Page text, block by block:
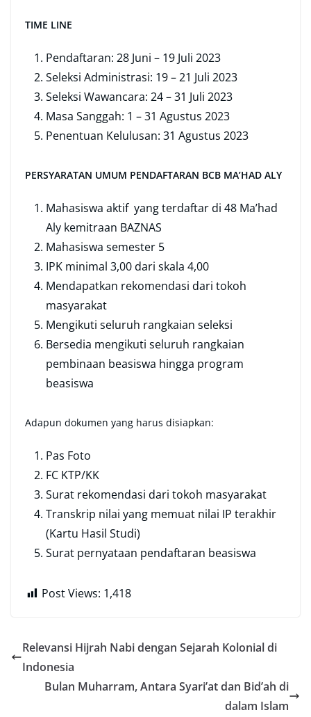
TIME LINE
Pendaftaran: 28 Juni – 19 Juli 2023
Seleksi Administrasi: 19 – 21 Juli 2023
Seleksi Wawancara: 24 – 31 Juli 2023
Masa Sanggah: 1 – 31 Agustus 2023
Penentuan Kelulusan: 31 Agustus 2023
PERSYARATAN UMUM PENDAFTARAN BCB MA’HAD ALY
Mahasiswa aktif yang terdaftar di 48 Ma’had
Aly kemitraan BAZNAS
Mahasiswa semester 5
IPK minimal 3,00 dari skala 4,00
Mendapatkan rekomendasi dari tokoh
masyarakat
Mengikuti seluruh rangkaian seleksi
Bersedia mengikuti seluruh rangkaian
pembinaan beasiswa hingga program
beasiswa
Adapun dokumen yang harus disiapkan:
Pas Foto
FC KTP/KK
Surat rekomendasi dari tokoh masyarakat
Transkrip nilai yang memuat nilai IP terakhir
(Kartu Hasil Studi)
Surat pernyataan pendaftaran beasiswa
Post Views: 1,418
Relevansi Hijrah Nabi dengan Sejarah Kolonial di
Indonesia
Bulan Muharram, Antara Syari’at dan Bid’ah di
dalam Islam